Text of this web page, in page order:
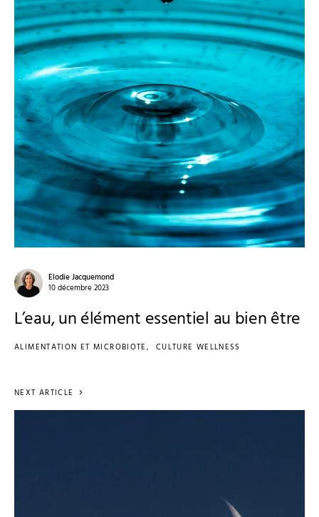
Elodie Jacquemond
10 décembre 2023
L’eau, un élément essentiel au bien être
ALIMENTATION ET MICROBIOTE CULTURE WELLNESS
NEXT ARTICLE